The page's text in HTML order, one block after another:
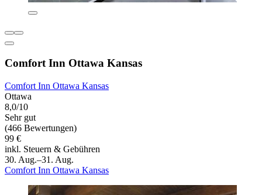
Comfort Inn Ottawa Kansas
Comfort Inn Ottawa Kansas
Ottawa
8,0/10
Sehr gut
(466 Bewertungen)
99 €
inkl. Steuern & Gebühren
30. Aug.–31. Aug.
Comfort Inn Ottawa Kansas